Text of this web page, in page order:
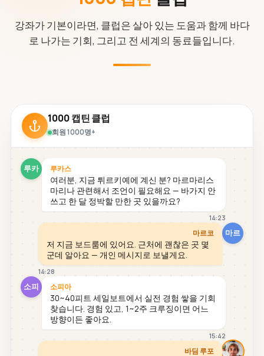
강좌가 기본이라면, 클럽은 살아 있는 도움과 함께 바다
로 나가는 기회, 그리고 전 세계의 동료들입니다.
1000 캡틴 클럽
회원 1000명+
루카 루카스
여러분, 지금 튀르키예에 계신 분? 마르마리스
마리나 관련해서 조언이 필요해요 — 바가지 안
쓰고 한 달 정박할 만한 곳 있을까요?
14:23
마르
마르코
저 지금 보드룸에 있어요. 근처에 괜찮은 곳 몇
군데 알아요 — 개인 메시지로 보낼게요.
14:28
소피 소피아
30~40피트 세일보트에서 실전 경험 쌓을 기회
찾습니다. 경험 있고, 1~2주 크루징이면 어느
방향이든 좋아요.
15:42
바딤 루포